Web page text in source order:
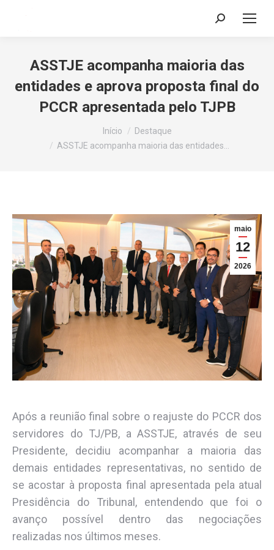
Search:
ASSTJE acompanha maioria das
entidades e aprova proposta final do
PCCR apresentada pelo TJPB
Início
Destaque
ASSTJE acompanha maioria das entidades…
maio
12
2026
Após a reunião final sobre o reajuste do PCCR dos
servidores do TJ/PB, a ASSTJE, através de seu
Presidente, decidiu acompanhar a maioria das
demais entidades representativas, no sentido de
se acostar à proposta final apresentada pela atual
Presidência do Tribunal, entendendo que foi o
avanço possível dentro das negociações
realizadas nos últimos meses.